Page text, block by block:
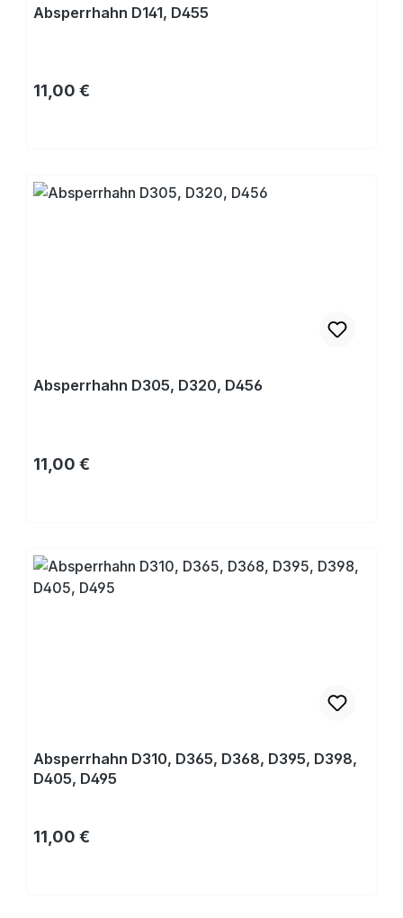
Absperrhahn D141, D455
Regulärer Preis:
11,00 €
Absperrhahn D305, D320, D456
Regulärer Preis:
11,00 €
Absperrhahn D310, D365, D368, D395, D398,
D405, D495
Regulärer Preis:
11,00 €